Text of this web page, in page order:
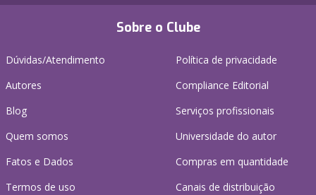
Sobre o Clube
Dúvidas/Atendimento
Autores
Blog
Quem somos
Fatos e Dados
Termos de uso
Política de privacidade
Compliance Editorial
Serviços profissionais
Universidade do autor
Compras em quantidade
Canais de distribuição